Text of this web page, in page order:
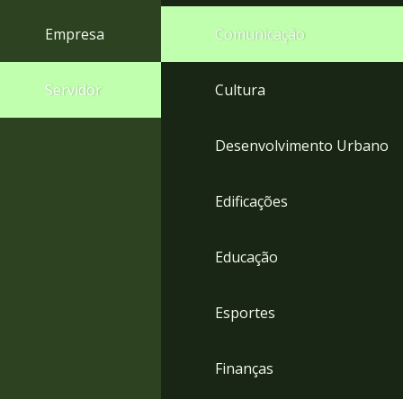
Empresa
Servidor
Comunicação
Cultura
Desenvolvimento Urbano
Edificações
Educação
Esportes
Finanças